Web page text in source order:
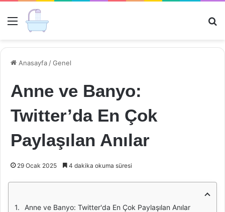
Menü
Anasayfa /Genel
Anne ve Banyo:
Twitter’da En Çok
Paylaşılan Anılar
29 Ocak 2025 4 dakika okuma süresi
Anne ve Banyo: Twitter'da En Çok Paylaşılan Anılar